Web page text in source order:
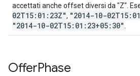
accettati anche offset diversi da "Z".
02T15:01:23Z", "2014-10-
"2014-10-02T15:01:23+05:30"
OfferPhase